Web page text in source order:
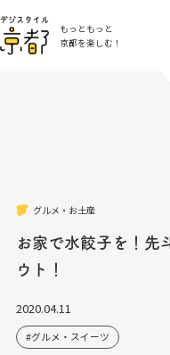
もっともっと
京都を楽しむ！
グルメ・お土産
お家で水餃子を！先
ウト！
2020.04.11
グルメ・スイーツ